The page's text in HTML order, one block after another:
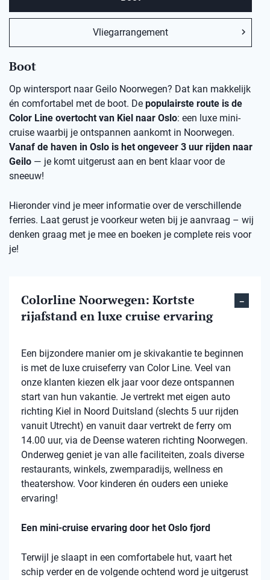
Vliegarrangement
Boot
Op wintersport naar Geilo Noorwegen? Dat kan makkelijk
én comfortabel met de boot. De populairste route is de
Color Line overtocht van Kiel naar Oslo: een luxe mini-
cruise waarbij je ontspannen aankomt in Noorwegen.
Vanaf de haven in Oslo is het ongeveer 3 uur rijden naar
Geilo — je komt uitgerust aan en bent klaar voor de
sneeuw!
Hieronder vind je meer informatie over de verschillende
ferries. Laat gerust je voorkeur weten bij je aanvraag – wij
denken graag met je mee en boeken je complete reis voor
je!
Colorline Noorwegen: Kortste
rijafstand en luxe cruise ervaring
Een bijzondere manier om je skivakantie te beginnen
is met de luxe cruiseferry van Color Line. Veel van
onze klanten kiezen elk jaar voor deze ontspannen
start van hun vakantie. Je vertrekt met eigen auto
richting Kiel in Noord Duitsland (slechts 5 uur rijden
vanuit Utrecht) en vanuit daar vertrekt de ferry om
14.00 uur, via de Deense wateren richting Noorwegen.
Onderweg geniet je van alle faciliteiten, zoals diverse
restaurants, winkels, zwemparadijs, wellness en
theatershow. Voor kinderen én ouders een unieke
ervaring!
Een mini-cruise ervaring door het Oslo fjord
Terwijl je slaapt in een comfortabele hut, vaart het
schip verder en de volgende ochtend word je uitgerust